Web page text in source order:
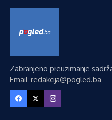
Zabranjeno preuzimanje
Email: redakcija@pogled.ba